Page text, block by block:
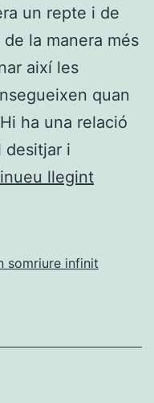
un repte i de
la manera més
així les
quan
ha una relació
desitjar i
llegintPassar
somriure infinit